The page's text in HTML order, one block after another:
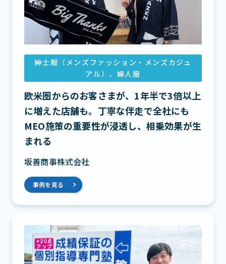
紳士服（メンズファッション・メンズカジュ
アル）、婦人服
欧米圏からのお客さまが、1年半で3倍以上
に増えた店舗も。丁寧な伴走で全社にも
MEO施策の重要性が浸透し、相乗効果が生
まれる
坂善商事株式会社
事例を見る